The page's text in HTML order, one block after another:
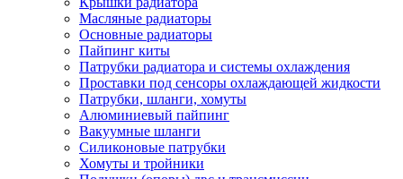
Масляные радиаторы
Основные радиаторы
Пайпинг киты
Патрубки радиатора и системы охлаждения
Проставки под сенсоры охлаждающей жидкости
Патрубки, шланги, хомуты
Алюминиевый пайпинг
Вакуумные шланги
Силиконовые патрубки
Хомуты и тройники